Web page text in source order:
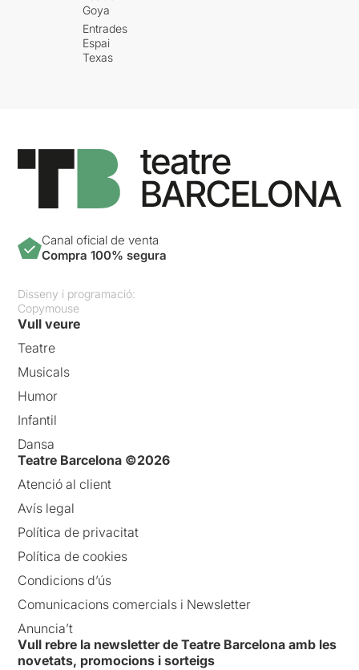
Goya
Entrades
Espai
Texas
Canal oficial de venta
Compra 100% segura
Disseny i programació:
Copymouse
Vull veure
Teatre
Musicals
Humor
Infantil
Dansa
Teatre Barcelona ©2026
Atenció al client
Avís legal
Política de privacitat
Política de cookies
Condicions d’ús
Comunicacions comercials i Newsletter
Anuncia’t
Vull rebre la newsletter de Teatre Barcelona amb les
novetats, promocions i sorteigs